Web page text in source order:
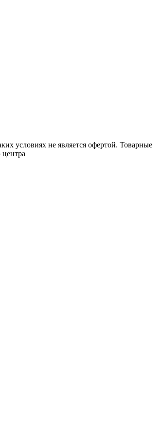
условиях не является офертой. Товарные